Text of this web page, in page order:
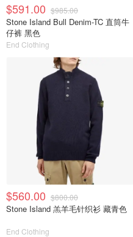
$591.00 $985.00
Stone Island Bull Denim-TC 直筒牛
仔裤 黑色
End Clothing
$560.00 $800.00
Stone Island 羔羊毛针织衫 藏青色
End Clothing